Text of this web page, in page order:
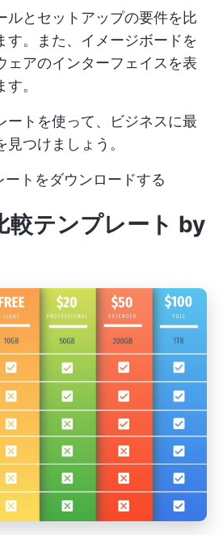
ルとセットアップの要件を比
す。また、イメージボードを
ェアのインターフェイスを表
。
ートを使って、ビジネスに最
つけましょう。
ートをダウンロードする
較テンプレート by